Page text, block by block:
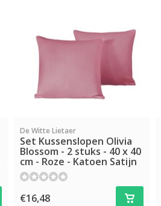
De Witte Lietaer
Set Kussenslopen Olivia
Blossom - 2 stuks - 40 x 40
cm - Roze - Katoen Satijn
€16,48